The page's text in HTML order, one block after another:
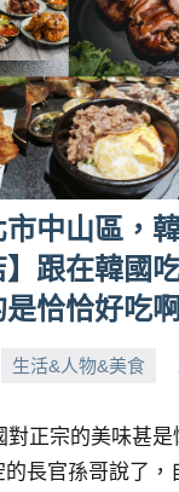
中山區，
跟在韓國
恰恰好吃啊
生活&人物&美食
對正宗的美味甚
長官孫哥說了，